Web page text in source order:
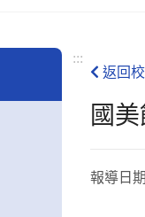
:::
返回
國
報導日